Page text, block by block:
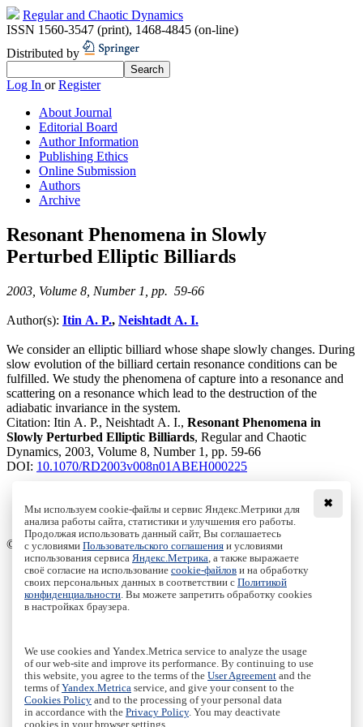
Regular and Chaotic Dynamics
ISSN 1560-3547 (print), 1468-4845 (on-line)
Distributed by
Log In orRegister
About Journal
Editorial Board
Author Information
Publishing Ethics
Online Submission
Authors
Archive
Resonant Phenomena in Slowly
Perturbed Elliptic Billiards
2003, Volume 8, Number 1, pp. 59-66
Author(s): Itin A. P., Neishtadt A. I.
We consider an elliptic billiard whose shape slowly changes. During
slow evolution of the billiard certain resonance conditions can be
fulfilled. We study the phenomena of capture into a resonance and
scattering on a resonance which lead to the destruction of the
adiabatic invariance in the system.
Citation: Itin A. P., Neishtadt A. I., Resonant Phenomena in
Slowly Perturbed Elliptic Billiards, Regular and Chaotic
Dynamics, 2003, Volume 8, Number 1, pp. 59-66
DOI: 10.1070/RD2003v008n01ABEH000225
Download File
PDF, 859.9 Kb
© Institute of Computer Science Izhevsk, 2005 - 2026
About Journal
Editorial Board
Author Information
Publishing Ethics
Authors
Archive
Пользовательское соглашение|Terms and conditions
Политика конфиденциальности|Privacy policy
Политика Cookies|Cookies Policy
✖
Мы используем cookie-файлы и сервис Яндекс.Метрики для
анализа работы сайта, статистики и улучшения его работы.
Продолжая использовать данный сайт, Вы соглашаетесь
с условиями Пользовательского соглашения и условиями
использования сервиса Яндекс.Метрика , а также выражаете
своё согласие на использование cookie-файлов и на обработку
своих персональных данных в соответствии с Политикой
конфиденциальности . Вы можете запретить обработку cookies
в настройках браузера.
We use cookies and Yandex.Metrica service to analyze the usage
of our web-site and improve its performance. By continuing to use
this website, you agree to the terms of the User Agreement and the
terms ofYandex.Metrica service, and give your consent to the
Cookies Policy and to the processing of your personal data
in accordance with the Privacy Policy. You may deactivate